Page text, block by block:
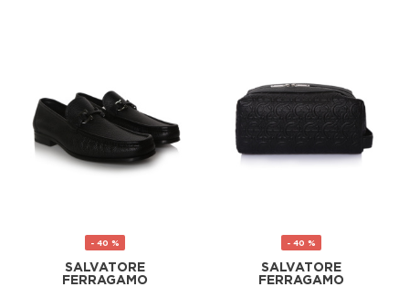
- 40 %
SALVATORE
FERRAGAMO
- 40 %
SALVATORE
FERRAGAMO